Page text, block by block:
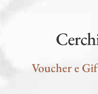
Voucher e